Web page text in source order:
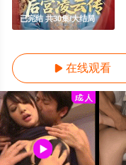
已完结 共30集/大结局
 在线观看